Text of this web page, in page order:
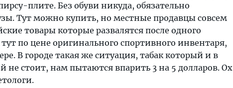
плите. Без обуви никуда, обязательно
Тут можно купить, но местные продавцы совсем
товары которые развалятся после одного
по цене оригинального спортивного инвентаря,
В городе такая же ситуация, табак который и в
не стоит, нам пытаются впарить 3 на 5 долларов. Ох